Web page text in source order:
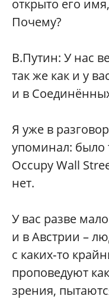
открыто его
Почему?
В.Путин: У нас
так же как и у
и в
Я уже в
упоминал: было
Occupy Wall
нет.
У вас разве
и в Австрии –
с каких‑то
проповедуют
зрения,